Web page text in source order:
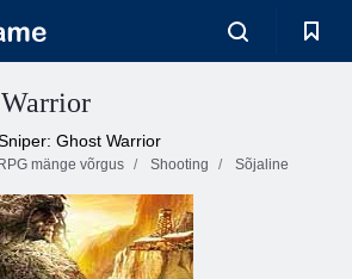
Ghost Warrior
mänge võrgus Shooting Sõjaline